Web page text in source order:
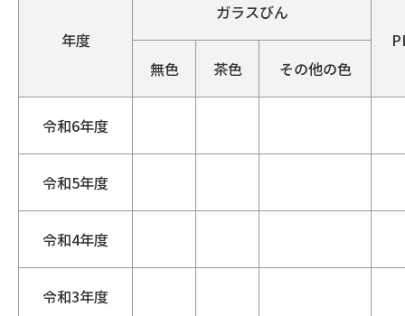
年度
ガラスびん
無色
茶色 その他の色
令和6年度
令和5年度
令和4年度
令和3年度